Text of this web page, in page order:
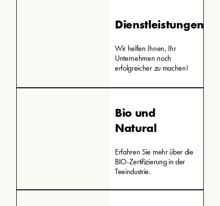
Dienstleistungen
Wir helfen Ihnen, Ihr
Unternehmen noch
erfolgreicher zu machen!
Bio und
Natural
Erfahren Sie mehr über die
BIO-Zertifizierung in der
Teeindustrie.